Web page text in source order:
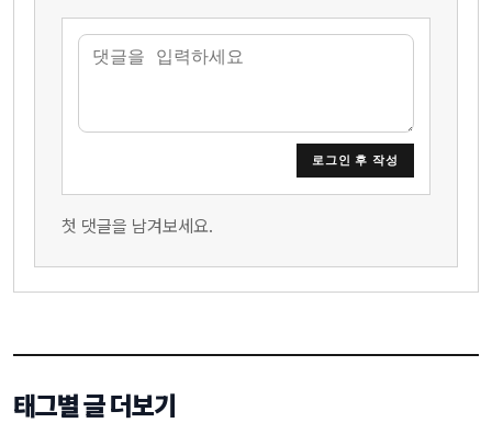
로그인 후 작성
첫 댓글을 남겨보세요.
태그별 글 더보기